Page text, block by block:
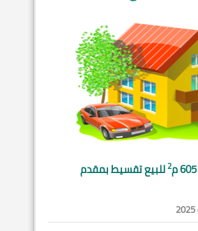
605 م 2للبيع تقسيط بمقدم